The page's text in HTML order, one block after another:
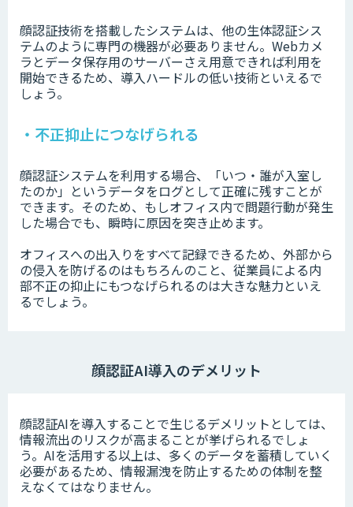
顔認証技術を搭載したシステムは、他の生体認証シス
テムのように専門の機器が必要ありません。Webカメ
ラとデータ保存用のサーバーさえ用意できれば利用を
開始できるため、導入ハードルの低い技術といえるで
しょう。
・不正抑止につなげられる
顔認証システムを利用する場合、「いつ・誰が入室し
たのか」というデータをログとして正確に残すことが
できます。そのため、もしオフィス内で問題行動が発生
した場合でも、瞬時に原因を突き止めます。
オフィスへの出入りをすべて記録できるため、外部から
の侵入を防げるのはもちろんのこと、従業員による内
部不正の抑止にもつなげられるのは大きな魅力といえ
るでしょう。
顔認証AI導入のデメリット
顔認証AIを導入することで生じるデメリットとしては、
情報流出のリスクが高まることが挙げられるでしょ
う。AIを活用する以上は、多くのデータを蓄積していく
必要があるため、情報漏洩を防止するための体制を整
えなくてはなりません。